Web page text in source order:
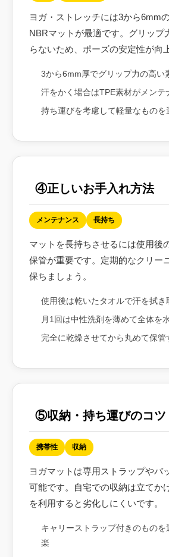
ヨガ・ストレッチには3から6mm
NBRマットが最適です。グリップ
らないため、ポーズの安定性が向
3から6mm厚でグリップ力の高い
汗をかく場合はTPE素材がメンテ
持ち運びを考慮して軽量なものを
④正しいお手入れ方法
メンテナンス 長持ち
マットを長持ちさせるには使用後
保管が重要です。定期的なクリー
保ちましょう。
使用後は乾いたタオルで汗を拭き
月1回は中性洗剤を薄めて全体を
完全に乾燥させてから丸めて保管
⑤収納・持ち運びのコツ
携帯性 収納
ヨガマットは専用ストラップやバ
可能です。自宅での収納は立てか
を利用すると劣化しにくいです。
キャリーストラップ付きのもの
楽